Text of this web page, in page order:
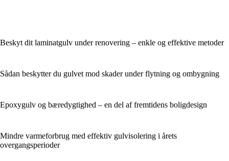
Beskyt dit laminatgulv under renovering – enkle og effektive metoder
Sådan beskytter du gulvet mod skader under flytning og ombygning
Epoxygulv og bæredygtighed – en del af fremtidens boligdesign
Mindre varmeforbrug med effektiv gulvisolering i årets
overgangsperioder